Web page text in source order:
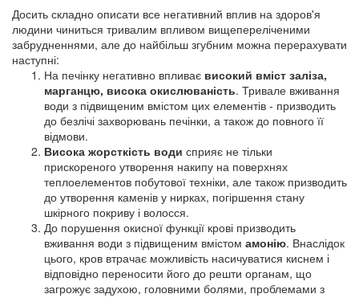
Досить складно описати все негативний вплив на здоров'я
людини чиниться тривалим впливом вищепереліченими
забрудненнями, але до найбільш згубним можна перерахувати
наступні:
На печінку негативно впливає високий вміст заліза,
марганцю, висока окислюваність. Тривале вживання
води з підвищеним вмістом цих елементів - призводить
до безлічі захворювань печінки, а також до повного її
відмови.
Висока жорсткість води сприяє не тільки
прискореного утворення накипу на поверхнях
теплоелементов побутової техніки, але також призводить
до утворення каменів у нирках, погіршення стану
шкірного покриву і волосся.
До порушення окисної функції крові призводить
вживання води з підвищеним вмістом амонію. Внаслідок
цього, кров втрачає можливість насичуватися киснем і
відповідно переносити його до решти органам, що
загрожує задухою, головними болями, проблемами з